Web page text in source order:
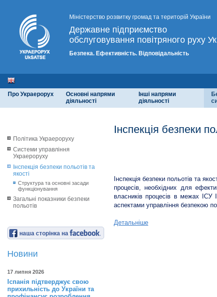
Міністерство розвитку громад та територій України
Державне підприємство
обслуговування повітряного руху
Безпека. Ефективність. Відповідальність
Про Украерорух
Основні напрями
діяльності
Інші напрями
діяльності
Політика Украероруху
Системи управління
Украероруху
Інспекція безпеки польотів та
якості
Структура та основні засади
функціонування
Загальні показники безпеки
польотів
наша сторінка на
Новини
17 липня 2026
Іспанія підтверджує свою
прихильність до України та
Інспекція безпеки
Інспекція безпеки польотів та
процесів, необхідних для
власників процесів в межах ІСУ
аспектами управління безпекою
Детальніше